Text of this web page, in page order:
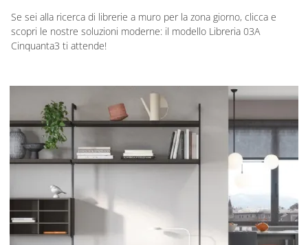
Se sei alla ricerca di librerie a muro per la zona giorno, clicca e
scopri le nostre soluzioni moderne: il modello Libreria 03A
Cinquanta3 ti attende!